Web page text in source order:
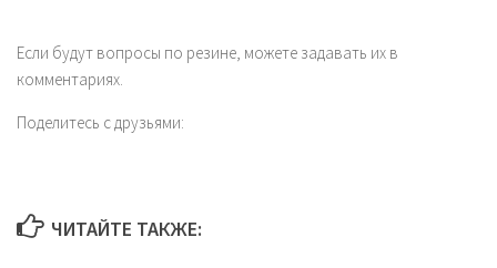
Если будут вопросы по резине, можете задавать их в
комментариях.
Поделитесь с друзьями:
ЧИТАЙТЕ ТАКЖЕ: